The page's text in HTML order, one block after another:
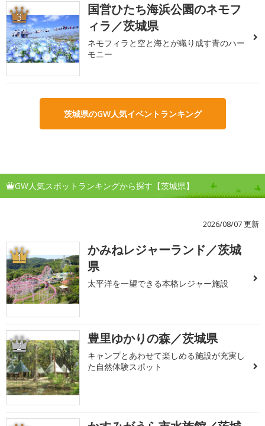
3
国営ひたち海浜公園のネモフ
ィラ／茨城県
ネモフィラと空と海とが織り成す青のハー
モニー
茨城県のGW人気イベントランキング
GW人気スポットランキングから探す【茨城県】
2026/08/07 更新
1
かみねレジャーランド／茨城
県
太平洋を一望できる本格レジャー施設
2 豊里ゆかりの森／茨城県
キャンプとあわせて楽しめる施設が充実し
た自然体験スポット